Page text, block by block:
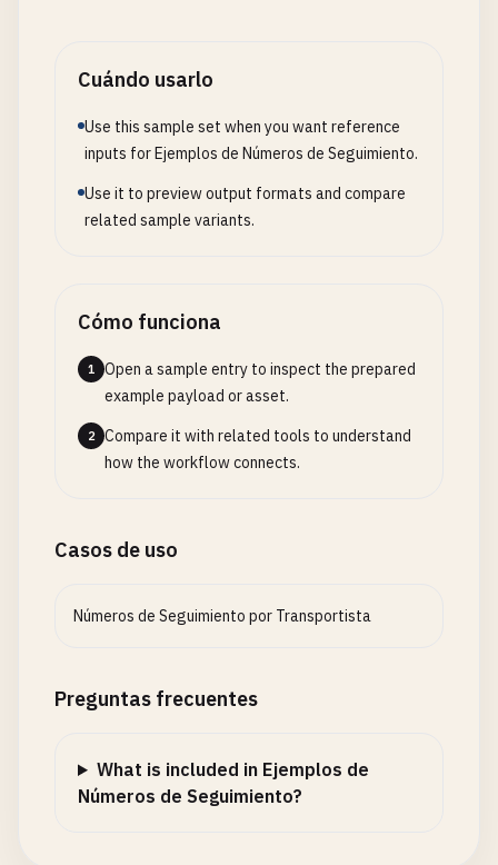
# USPS 22-digit
9400111899222233445555
7012345678901234567890
# USPS 26-digit
94001118992222334455667788
US123456789US
GB123456789GB
# DHL 敦豪快递
# ============================================
1234567890
# DHL Express (11 digits)
GM987654321098765432
Cuándo usarlo
Use this sample set when you want reference
inputs for Ejemplos de Números de Seguimiento.
Use it to preview output formats and compare
related sample variants.
Cómo funciona
1
Open a sample entry to inspect the prepared
example payload or asset.
2
Compare it with related tools to understand
how the workflow connects.
Casos de uso
Números de Seguimiento por Transportista
Preguntas frecuentes
What is included in Ejemplos de
Números de Seguimiento?